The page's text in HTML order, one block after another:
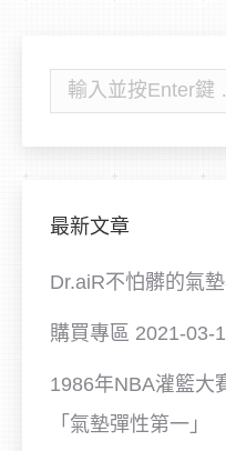
最新文章
Dr.aiR不怕髒的氣
購買專區 2021-03-
1986年NBA灌籃大
「氣墊彈性第一」